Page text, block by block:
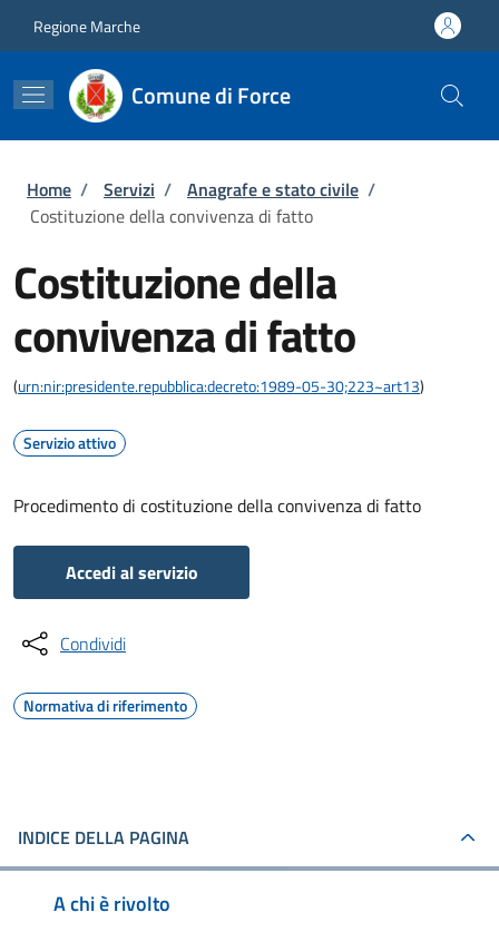
Regione Marche
Comune di Force
Briciole di pane
Home / Servizi / Anagrafe e stato civile /
Costituzione della convivenza di fatto
Costituzione della
convivenza di fatto
(urn:nir:presidente.repubblica:decreto:1989-05-30;223~art13)
Servizio attivo
Procedimento di costituzione della convivenza di fatto
Accedi al servizio
Condividi
Normativa di riferimento
INDICE DELLA PAGINA
A chi è rivolto